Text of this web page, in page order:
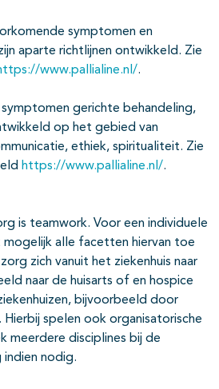
symptomen en
aparte richtlijnen ontwikkeld. Zie
www.pallialine.nl/.
gerichte behandeling,
op het gebied van
ethiek, spiritualiteit. Zie
https://www.pallialine.nl/.
is teamwork. Voor een individuele
mogelijk alle facetten hiervan toe
zich vanuit het ziekenhuis naar
naar de huisarts of en hospice
bijvoorbeeld door
spelen ook organisatorische
meerdere disciplines bij de
indien nodig.